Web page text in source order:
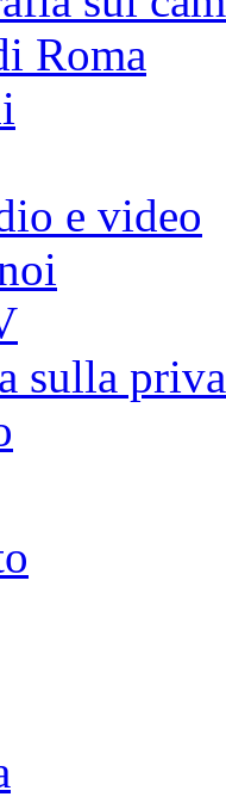
Roma
e video
sulla